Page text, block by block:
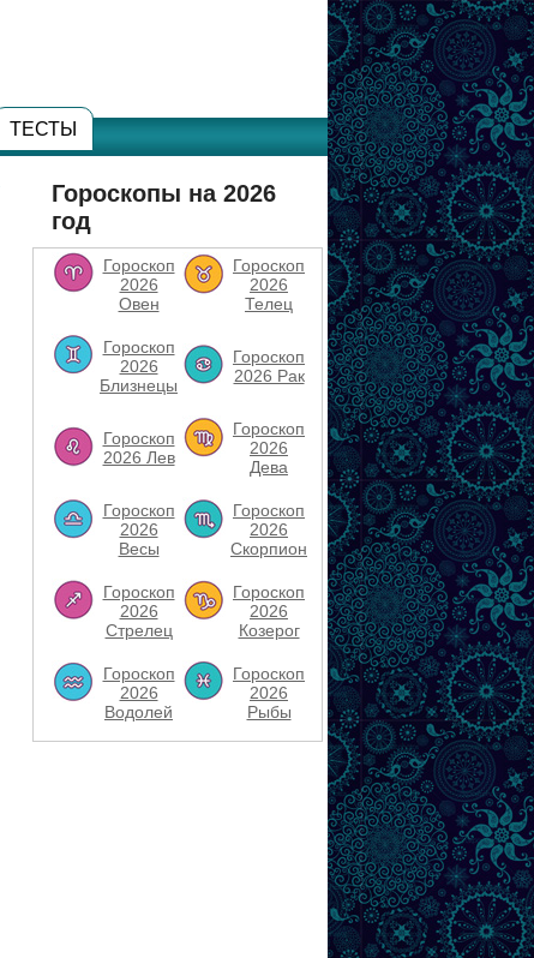
ТЕСТЫ
Гороскопы на 2026
год
Гороскоп
2026
Овен
Гороскоп
2026
Телец
Гороскоп
2026
Близнецы
Гороскоп
2026 Рак
Гороскоп
2026 Лев
Гороскоп
2026
Дева
Гороскоп
2026
Весы
Гороскоп
2026
Скорпион
Гороскоп
2026
Стрелец
Гороскоп
2026
Козерог
Гороскоп
2026
Водолей
Гороскоп
2026
Рыбы